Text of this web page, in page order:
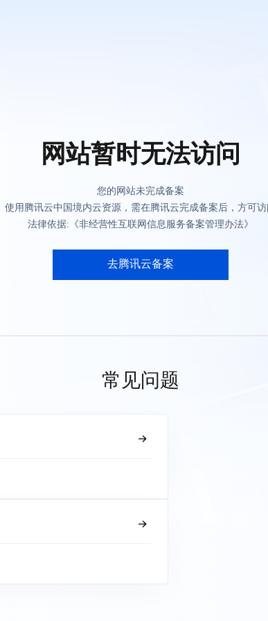
网站暂时无法访问
您的网站未完成备案
使用腾讯云中国境内云资源，需在腾讯云完成备案后，方可
法律依据:《非经营性互联网信息服务备案管理办法》
去腾讯云备案
常见问题